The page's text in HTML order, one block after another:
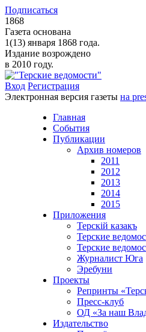
Подписаться
1868
Газета основана
1(13) января 1868 года.
Издание возрождено
в 2010 году.
Вход Регистрация
Электронная версия газеты на
Главная
События
Публикации
Архив номеров
2011
2012
2013
2014
2015
Приложения
Терскiй казакъ
Терские
Терские
Журналист Юга
Эребуни
Проекты
Репринты
Пресс-клуб
ОД «За наш
Издательство